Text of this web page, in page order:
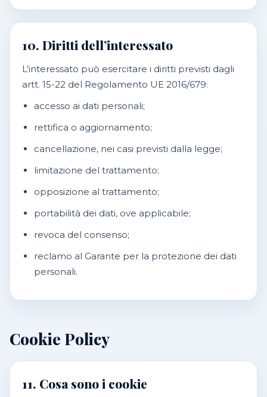
10. Diritti dell’interessato
L’interessato può esercitare i diritti previsti dagli
artt. 15-22 del Regolamento UE 2016/679:
accesso ai dati personali;
rettifica o aggiornamento;
cancellazione, nei casi previsti dalla legge;
limitazione del trattamento;
opposizione al trattamento;
portabilità dei dati, ove applicabile;
revoca del consenso;
reclamo al Garante per la protezione dei dati
personali.
Cookie Policy
11. Cosa sono i cookie